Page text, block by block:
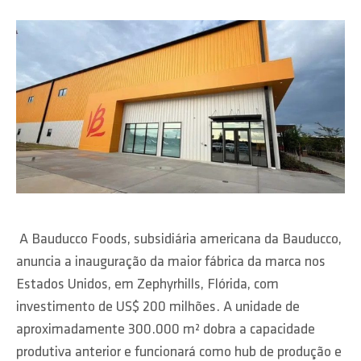
A Bauducco Foods, subsidiária americana da Bauducco,
anuncia a inauguração da maior fábrica da marca nos
Estados Unidos, em Zephyrhills, Flórida, com
investimento de US$ 200 milhões. A unidade de
aproximadamente 300.000 m² dobra a capacidade
produtiva anterior e funcionará como hub de produção e